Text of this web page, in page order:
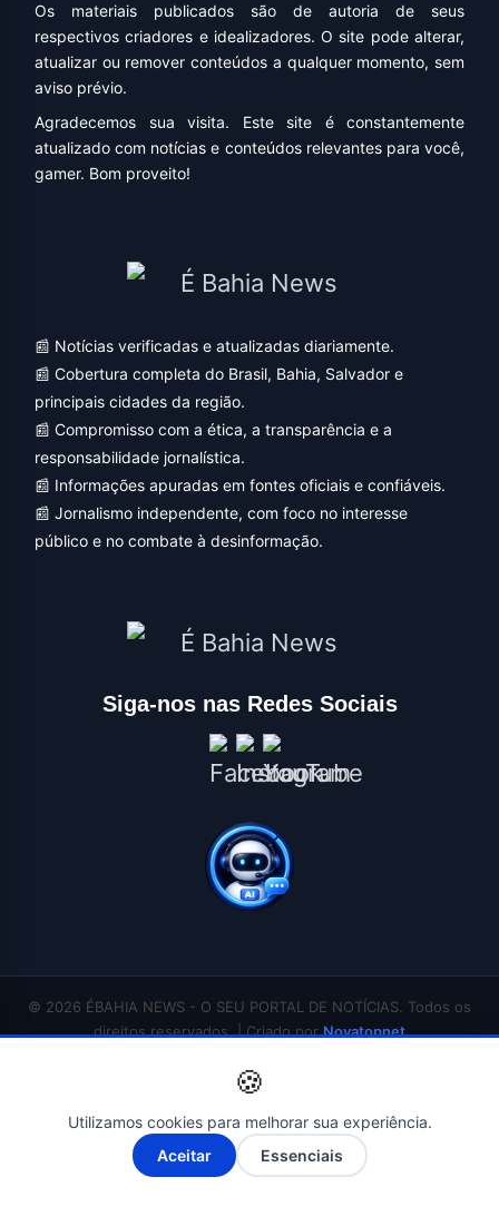
Os materiais publicados são de autoria de seus
respectivos criadores e idealizadores. O site pode alterar,
atualizar ou remover conteúdos a qualquer momento, sem
aviso prévio.
Agradecemos sua visita. Este site é constantemente
atualizado com notícias e conteúdos relevantes para você,
gamer. Bom proveito!
📰 Notícias verificadas e atualizadas diariamente.
📰 Cobertura completa do Brasil, Bahia, Salvador e
principais cidades da região.
📰 Compromisso com a ética, a transparência e a
responsabilidade jornalística.
📰 Informações apuradas em fontes oficiais e confiáveis.
📰 Jornalismo independente, com foco no interesse
público e no combate à desinformação.
Siga-nos nas Redes Sociais
© 2026 ÉBAHIA NEWS - O SEU PORTAL DE NOTÍCIAS. Todos os
direitos reservados. | Criado porNovatopnet
ECONOMIA
A- A+
🍪
Utilizamos cookies para melhorar sua experiência.
Aceitar
Essenciais